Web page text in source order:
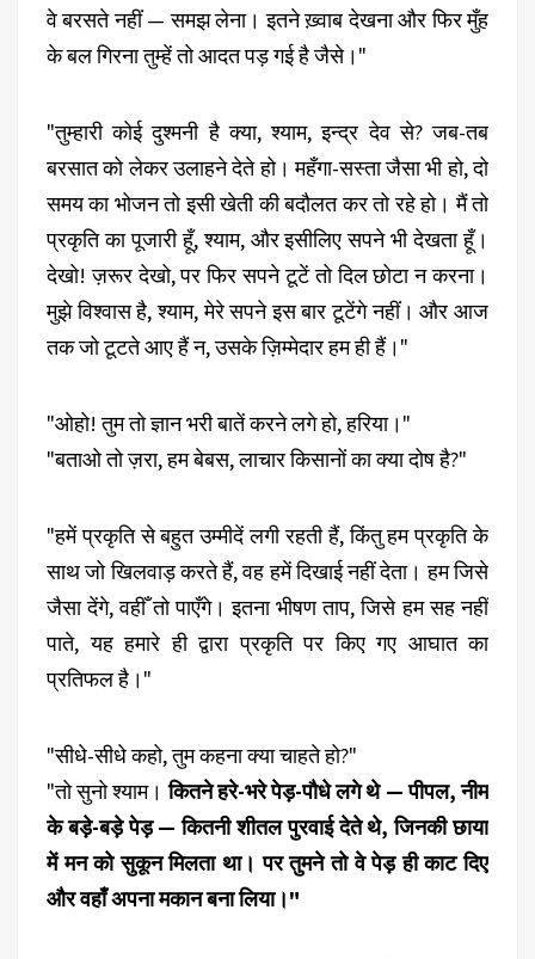
वे बरसते नहीं — समझ लेना। इतने ख़्वाब देखना और फिर मुँह
के बल गिरना तुम्हें तो आदत पड़ गई है जैसे।"
"तुम्हारी कोई दुश्मनी है क्या, श्याम, इन्द्र देव से? जब-तब
बरसात को लेकर उलाहने देते हो। महँगा-सस्ता जैसा भी हो, दो
समय का भोजन तो इसी खेती की बदौलत कर तो रहे हो। मैं तो
प्रकृति का पूजारी हूँ, श्याम, और इसीलिए सपने भी देखता हूँ।
देखो! ज़रूर देखो, पर फिर सपने टूटें तो दिल छोटा न करना।
मुझे विश्वास है, श्याम, मेरे सपने इस बार टूटेंगे नहीं। और आज
तक जो टूटते आए हैं न, उसके ज़िम्मेदार हम ही हैं।"
"ओहो! तुम तो ज्ञान भरी बातें करने लगे हो, हरिया।"
"बताओ तो ज़रा, हम बेबस, लाचार किसानों का क्या दोष है?"
"हमें प्रकृति से बहुत उम्मीदें लगी रहती हैं, किंतु हम प्रकृति के
साथ जो खिलवाड़ करते हैं, वह हमें दिखाई नहीं देता। हम जिसे
जैसा देंगे, वहीँ तो पाएँगे। इतना भीषण ताप, जिसे हम सह नहीं
पाते, यह हमारे ही द्वारा प्रकृति पर किए गए आघात का
प्रतिफल है।"
"सीधे-सीधे कहो, तुम कहना क्या चाहते हो?"
"तो सुनो श्याम। कितने हरे-भरे पेड़-पौधे लगे थे — पीपल, नीम
के बड़े-बड़े पेड़ — कितनी शीतल पुरवाई देते थे, जिनकी छाया
में मन को सुकून मिलता था। पर तुमने तो वे पेड़ ही काट दिए
और वहाँ अपना मकान बना लिया।"